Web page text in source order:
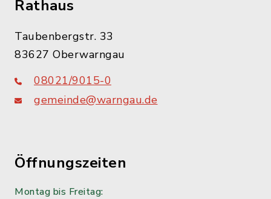
Rathaus
Taubenbergstr. 33
83627 Oberwarngau
08021/9015-0
gemeinde@warngau.de
Öffnungszeiten
Montag bis Freitag: